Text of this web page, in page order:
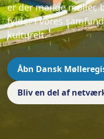
er der mange møller,
fylder i vores
kulturelt.
Åbn Dansk
Bliv en del af